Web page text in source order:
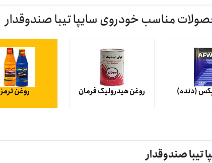
مناسب خودروی سایپا تیبا صندوقدار
روغن ترمز روغن هیدرولیک فرمان (دنده)
تیبا صندوقدار